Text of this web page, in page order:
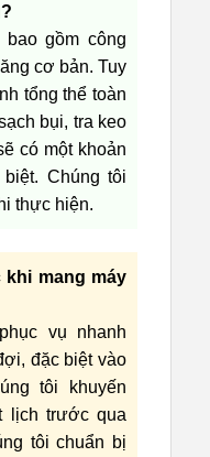
gồm công
cơ bản. Tuy
tổng thể toàn
bụi, tra keo
có một khoản
Chúng tôi
thực hiện.
mang máy
vụ nhanh
đặc biệt vào
tôi khuyến
lịch trước qua
tôi chuẩn bị